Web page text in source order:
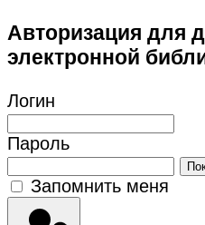
Авторизация для
электронной
Логин
Пароль
Запомнить меня